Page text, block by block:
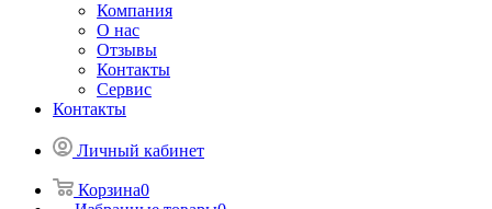
Компания
О нас
Отзывы
Контакты
Сервис
Контакты
Личный кабинет
Корзина0